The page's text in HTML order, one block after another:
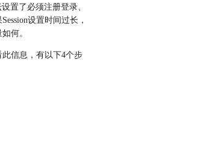
置了必须注册登录、
设置时间过长，
何。
信息，有以下4个步